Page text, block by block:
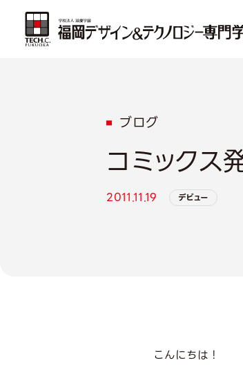
ブログ
コミックス
2011.11.19 デビュー
こんにちは！